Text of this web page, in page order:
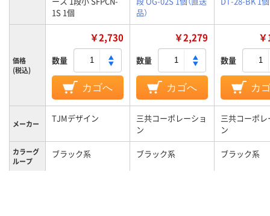
1S 1個
品）
価格
(税込)
￥2,730
数量
カゴへ
￥2,279
数量
カゴへ
数量
カ
メーカー TJMデザイン
三共コーポレーショ
ン
三共コーポ
ン
カラーグ
ループ
ブラック系 ブラック系 ブラック系